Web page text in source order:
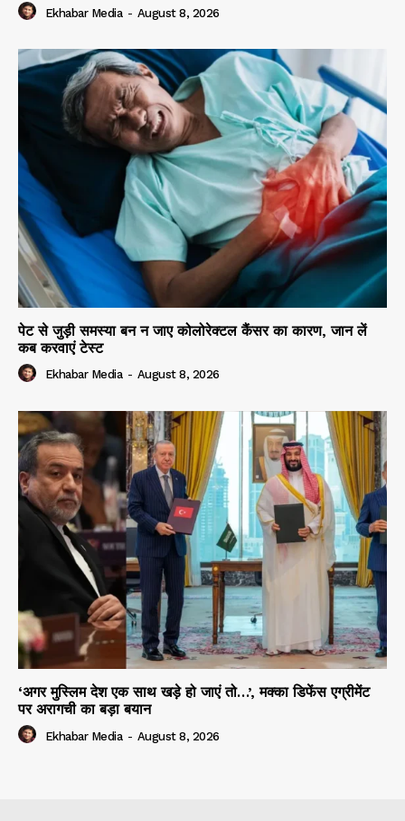
Ekhabar Media - August 8, 2026
पेट से जुड़ी समस्या बन न जाए कोलोरेक्टल कैंसर का कारण, जान लें
कब करवाएं टेस्ट
Ekhabar Media - August 8, 2026
‘अगर मुस्लिम देश एक साथ खड़े हो जाएं तो…’, मक्का डिफेंस एग्रीमेंट
पर अरागची का बड़ा बयान
Ekhabar Media - August 8, 2026